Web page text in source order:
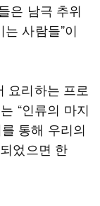
은 남극 추위
사람들”이
요리하는 프로
“인류의 마지
통해 우리의
었으면 한